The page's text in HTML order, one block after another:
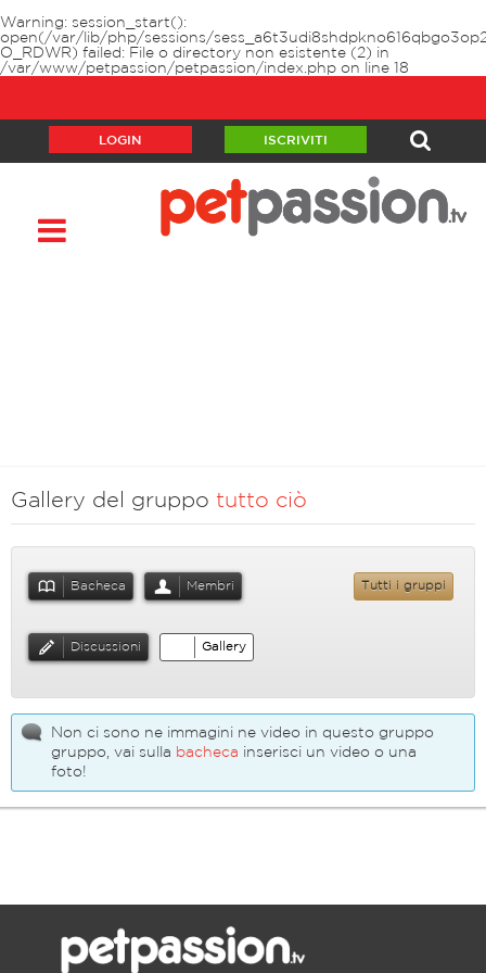
Warning: session_start():
open(/var/lib/php/sessions/
O_RDWR) failed: File o directory non esistente (2) in
/var/www/petpassion/petpassion/index.php on line 18
LOGIN ISCRIVITI
Gallery del gruppo tutto ciò
Tutti i gruppi
Bacheca Membri
Discussioni Gallery
Non ci sono ne immagini ne video in questo gruppo
gruppo, vai sulla bacheca inserisci un video o una
foto!